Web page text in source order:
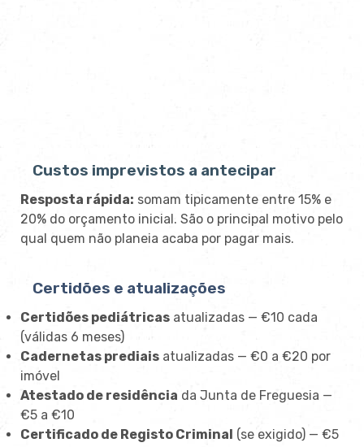
Custos imprevistos a antecipar
Resposta rápida: somam tipicamente entre 15% e
20% do orçamento inicial. São o principal motivo pelo
qual quem não planeia acaba por pagar mais.
Certidões e atualizações
Certidões pediátricas atualizadas — €10 cada
(válidas 6 meses)
Cadernetas prediais atualizadas — €0 a €20 por
imóvel
Atestado de residência da Junta de Freguesia —
€5 a €10
Certificado de Registo Criminal (se exigido) — €5